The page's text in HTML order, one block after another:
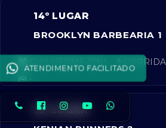
14º LUGAR
BROOKLYN BARBEARIA 1
15º LUGAR
ATENDIMENTO FACILITADO